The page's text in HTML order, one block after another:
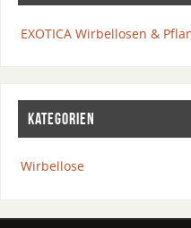
EXOTICA Wirbellosen &
KATEGORIEN
Wirbellose